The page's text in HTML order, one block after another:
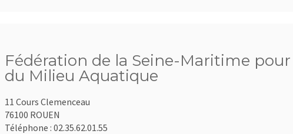
Fédération de la Seine-Maritime
du Milieu Aquatique
11 Cours Clemenceau
76100 ROUEN
Téléphone : 02.35.62.01.55